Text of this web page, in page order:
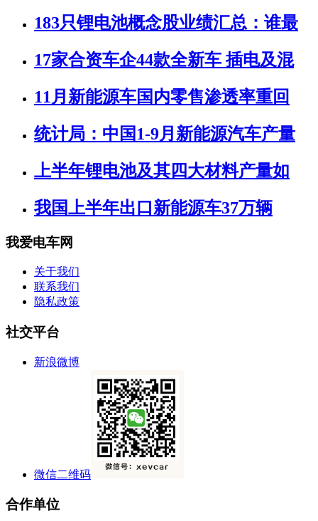
183只锂电池概念股业绩汇总：谁最
17家合资车企44款全新车 插电及混
11月新能源车国内零售渗透率重回
统计局：中国1-9月新能源汽车产量
上半年锂电池及其四大材料产量如
我国上半年出口新能源车37万辆
我爱电车网
关于我们
联系我们
隐私政策
社交平台
新浪微博
微信二维码
合作单位